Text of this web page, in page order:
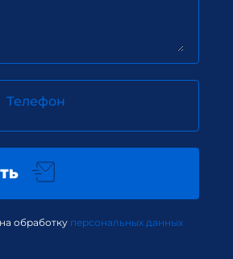
Телефон
обработку персональных данных